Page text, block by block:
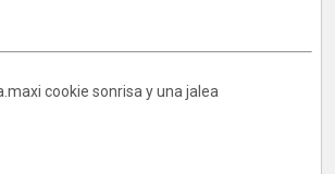
cookie sonrisa y una jalea